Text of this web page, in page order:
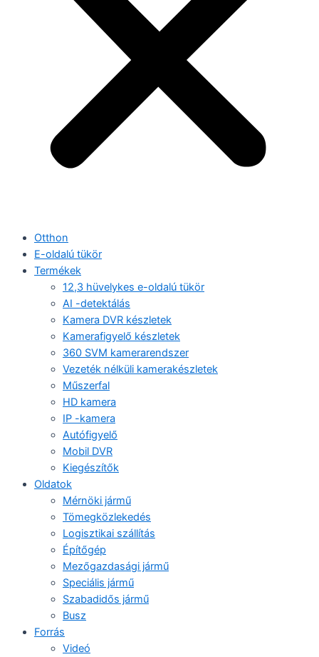
Otthon
E-oldalú tükör
Termékek
12,3 hüvelykes e-oldalú tükör
AI -detektálás
Kamera DVR készletek
Kamerafigyelő készletek
360 SVM kamerarendszer
Vezeték nélküli kamerakészletek
Műszerfal
HD kamera
IP -kamera
Autófigyelő
Mobil DVR
Kiegészítők
Oldatok
Mérnöki jármű
Tömegközlekedés
Logisztikai szállítás
Építőgép
Mezőgazdasági jármű
Speciális jármű
Szabadidős jármű
Busz
Forrás
Videó